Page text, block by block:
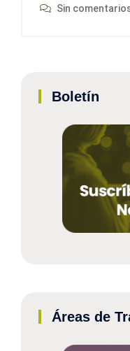
Sin
Boletín
Áreas de